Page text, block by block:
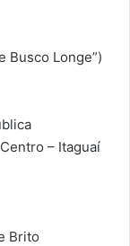
Busco Longe”)
– Itaguaí
Brito